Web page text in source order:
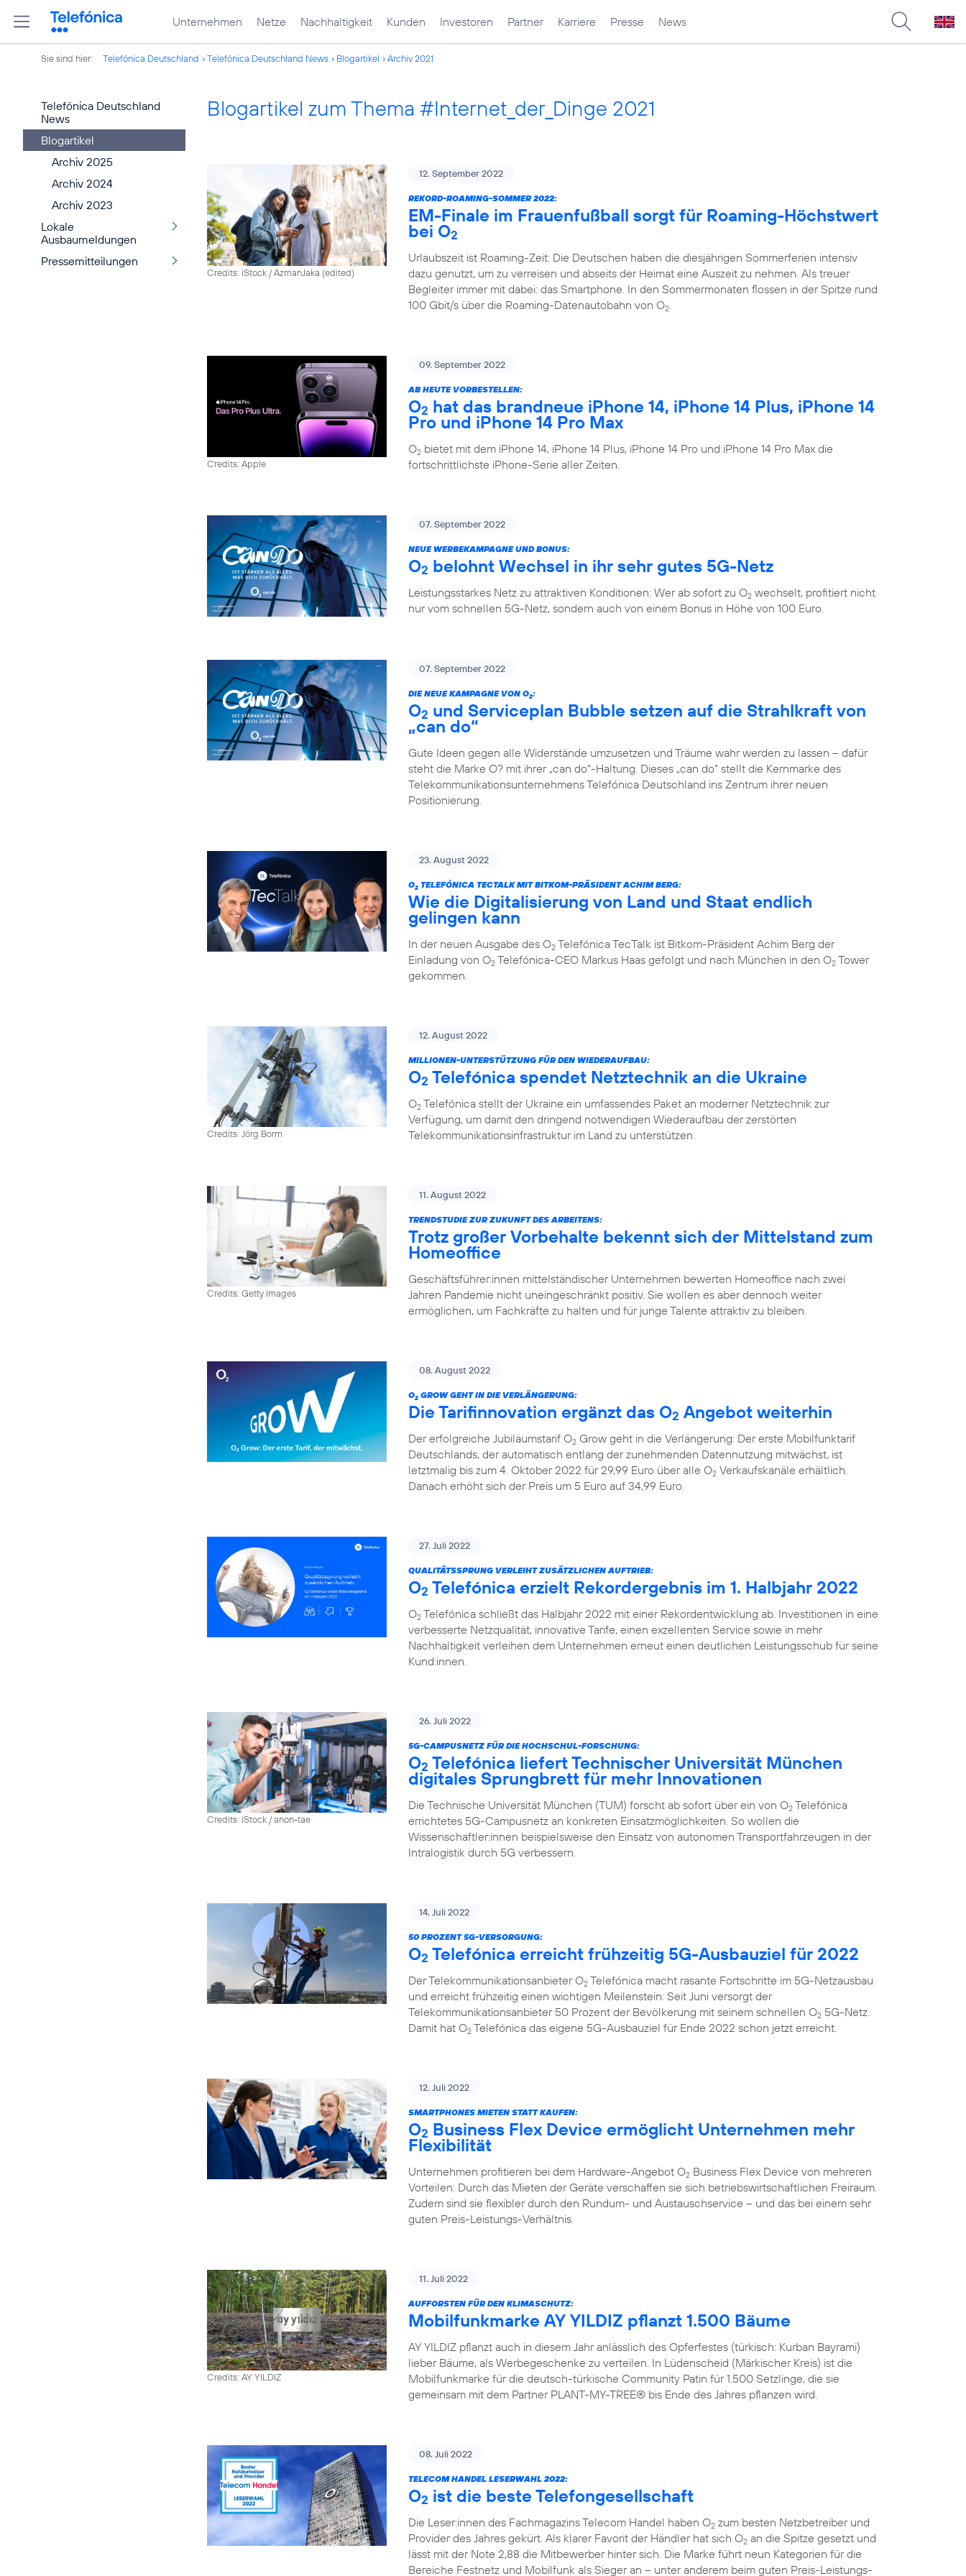
Unternehmen Netze Nachhaltigkeit Kunden Investoren Partner Karriere Presse News
Sie sind hier: Telefónica Deutschland Telefónica Deutschland News Blogartikel Archiv 2021
Telefónica Deutschland
News
Blogartikel
Archiv 2025
Archiv 2024
Archiv 2023
Lokale
Ausbaumeldungen
Pressemitteilungen
Blogartikel zum Thema #Internet_der_Dinge 2021
Credits: iStock / AzmanJaka (edited)
12. September 2022
REKORD-ROAMING-SOMMER 2022:
EM-Finale im Frauenfußball sorgt für Roaming-Höchstwert
bei O2
Urlaubszeit ist Roaming-Zeit: Die Deutschen haben die diesjährigen Sommerferien intensiv
dazu genutzt, um zu verreisen und abseits der Heimat eine Auszeit zu nehmen. Als treuer
Begleiter immer mit dabei: das Smartphone. In den Sommermonaten flossen in der Spitze rund
100 Gbit/s über die Roaming-Datenautobahn von O2.
Credits: Apple
09. September 2022
AB HEUTE VORBESTELLEN:
O2 hat das brandneue iPhone 14, iPhone 14 Plus, iPhone 14
Pro und iPhone 14 Pro Max
O2 bietet mit dem iPhone 14, iPhone 14 Plus, iPhone 14 Pro und iPhone 14 Pro Max die
fortschrittlichste iPhone-Serie aller Zeiten.
07. September 2022
NEUE WERBEKAMPAGNE UND BONUS:
O2 belohnt Wechsel in ihr sehr gutes 5G-Netz
Leistungsstarkes Netz zu attraktiven Konditionen: Wer ab sofort zu O2 wechselt, profitiert nicht
nur vom schnellen 5G-Netz, sondern auch von einem Bonus in Höhe von 100 Euro.
07. September 2022
DIE NEUE KAMPAGNE VON O2:
O2 und Serviceplan Bubble setzen auf die Strahlkraft von
„can do“
Gute Ideen gegen alle Widerstände umzusetzen und Träume wahr werden zu lassen – dafür
steht die Marke O? mit ihrer „can do“-Haltung. Dieses „can do“ stellt die Kernmarke des
Telekommunikationsunternehmens Telefónica Deutschland ins Zentrum ihrer neuen
Positionierung.
23. August 2022
O2 TELEFÓNICA TECTALK MIT BITKOM-PRÄSIDENT ACHIM BERG:
Wie die Digitalisierung von Land und Staat endlich
gelingen kann
In der neuen Ausgabe des O2 Telefónica TecTalk ist Bitkom-Präsident Achim Berg der
Einladung von O2 Telefónica-CEO Markus Haas gefolgt und nach München in den O2 Tower
gekommen.
Credits: Jörg Borm
12. August 2022
MILLIONEN-UNTERSTÜTZUNG FÜR DEN WIEDERAUFBAU:
O2 Telefónica spendet Netztechnik an die Ukraine
O2 Telefónica stellt der Ukraine ein umfassendes Paket an moderner Netztechnik zur
Verfügung, um damit den dringend notwendigen Wiederaufbau der zerstörten
Telekommunikationsinfrastruktur im Land zu unterstützen.
Credits: Getty Images
11. August 2022
TRENDSTUDIE ZUR ZUKUNFT DES ARBEITENS:
Trotz großer Vorbehalte bekennt sich der Mittelstand zum
Homeoffice
Geschäftsführer:innen mittelständischer Unternehmen bewerten Homeoffice nach zwei
Jahren Pandemie nicht uneingeschränkt positiv. Sie wollen es aber dennoch weiter
ermöglichen, um Fachkräfte zu halten und für junge Talente attraktiv zu bleiben.
08. August 2022
O2 GROW GEHT IN DIE VERLÄNGERUNG:
Die Tarifinnovation ergänzt das O2 Angebot weiterhin
Der erfolgreiche Jubiläumstarif O2 Grow geht in die Verlängerung: Der erste Mobilfunktarif
Deutschlands, der automatisch entlang der zunehmenden Datennutzung mitwächst, ist
letztmalig bis zum 4. Oktober 2022 für 29,99 Euro über alle O2 Verkaufskanäle erhältlich.
Danach erhöht sich der Preis um 5 Euro auf 34,99 Euro.
27. Juli 2022
QUALITÄTSSPRUNG VERLEIHT ZUSÄTZLICHEN AUFTRIEB:
O2 Telefónica erzielt Rekordergebnis im 1. Halbjahr 2022
O2 Telefónica schließt das Halbjahr 2022 mit einer Rekordentwicklung ab. Investitionen in eine
verbesserte Netzqualität, innovative Tarife, einen exzellenten Service sowie in mehr
Nachhaltigkeit verleihen dem Unternehmen erneut einen deutlichen Leistungsschub für seine
Kund:innen.
Credits: iStock / anon-tae
26. Juli 2022
5G-CAMPUSNETZ FÜR DIE HOCHSCHUL-FORSCHUNG:
O2 Telefónica liefert Technischer Universität München
digitales Sprungbrett für mehr Innovationen
Die Technische Universität München (TUM) forscht ab sofort über ein von O2 Telefónica
errichtetes 5G-Campusnetz an konkreten Einsatzmöglichkeiten. So wollen die
Wissenschaftler:innen beispielsweise den Einsatz von autonomen Transportfahrzeugen in der
Intralogistik durch 5G verbessern.
14. Juli 2022
50 PROZENT 5G-VERSORGUNG:
O2 Telefónica erreicht frühzeitig 5G-Ausbauziel für 2022
Der Telekommunikationsanbieter O2 Telefónica macht rasante Fortschritte im 5G-Netzausbau
und erreicht frühzeitig einen wichtigen Meilenstein: Seit Juni versorgt der
Telekommunikationsanbieter 50 Prozent der Bevölkerung mit seinem schnellen O2 5G-Netz.
Damit hat O2 Telefónica das eigene 5G-Ausbauziel für Ende 2022 schon jetzt erreicht.
12. Juli 2022
SMARTPHONES MIETEN STATT KAUFEN:
O2 Business Flex Device ermöglicht Unternehmen mehr
Flexibilität
Unternehmen profitieren bei dem Hardware-Angebot O2 Business Flex Device von mehreren
Vorteilen: Durch das Mieten der Geräte verschaffen sie sich betriebswirtschaftlichen Freiraum.
Zudem sind sie flexibler durch den Rundum- und Austauschservice – und das bei einem sehr
guten Preis-Leistungs-Verhältnis.
Credits: AY YILDIZ
11. Juli 2022
AUFFORSTEN FÜR DEN KLIMASCHUTZ:
Mobilfunkmarke AY YILDIZ pflanzt 1.500 Bäume
AY YILDIZ pflanzt auch in diesem Jahr anlässlich des Opferfestes (türkisch: Kurban Bayrami)
lieber Bäume, als Werbegeschenke zu verteilen. In Lüdenscheid (Märkischer Kreis) ist die
Mobilfunkmarke für die deutsch-türkische Community Patin für 1.500 Setzlinge, die sie
gemeinsam mit dem Partner PLANT-MY-TREE® bis Ende des Jahres pflanzen wird.
08. Juli 2022
TELECOM HANDEL LESERWAHL 2022:
O2 ist die beste Telefongesellschaft
Die Leser:innen des Fachmagazins Telecom Handel haben O2 zum besten Netzbetreiber und
Provider des Jahres gekürt. Als klarer Favorit der Händler hat sich O2 an die Spitze gesetzt und
lässt mit der Note 2,88 die Mitbewerber hinter sich. Die Marke führt neun Kategorien für die
Bereiche Festnetz und Mobilfunk als Sieger an – unter anderem beim guten Preis-Leistungs-